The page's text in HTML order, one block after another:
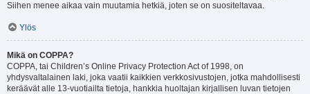
Siihen menee aikaa vain muutamia hetkiä, joten se on suositeltavaa.
Ylös
Mikä on COPPA?
COPPA, tai Children’s Online Privacy Protection Act of 1998, on
yhdysvaltalainen laki, joka vaatii kaikkien verkkosivustojen, jotka mahdollisesti
keräävät alle 13-vuotiailta tietoja, hankkia huoltajan kirjallisen luvan tietojen